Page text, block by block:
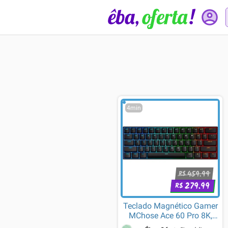
4min
R$459.99
R$279.99
Teclado Magnético Gamer
MChose Ace 60 Pro 8K,
RGB, Switch KTEK